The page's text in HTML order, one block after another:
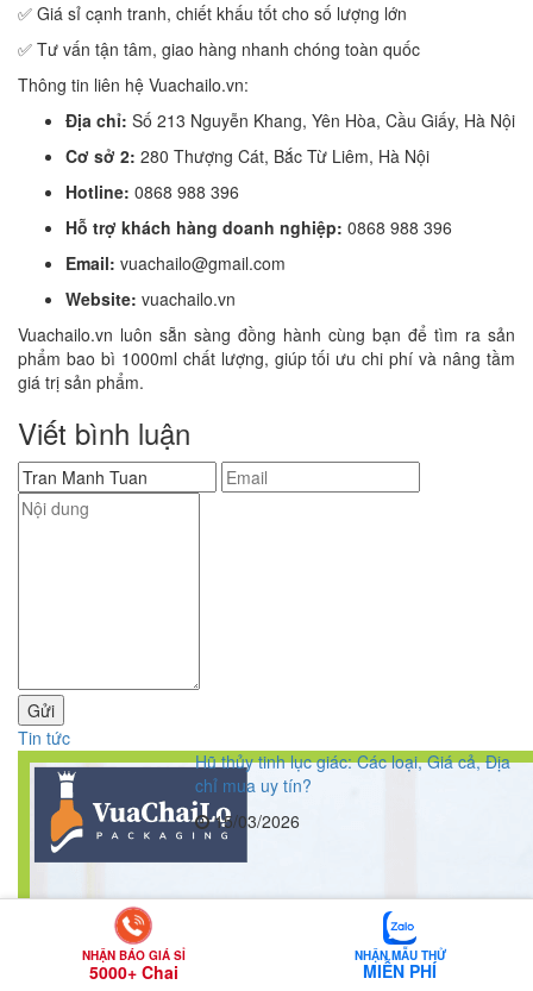
✅ Giá sỉ cạnh tranh, chiết khấu tốt cho số lượng lớn
✅ Tư vấn tận tâm, giao hàng nhanh chóng toàn quốc
Thông tin liên hệ Vuachailo.vn:
Địa chỉ: Số 213 Nguyễn Khang, Yên Hòa, Cầu Giấy, Hà Nội
Cơ sở 2: 280 Thượng Cát, Bắc Từ Liêm, Hà Nội
Hotline: 0868 988 396
Hỗ trợ khách hàng doanh nghiệp: 0868 988 396
Email: vuachailo@gmail.com
Website: vuachailo.vn
Vuachailo.vn luôn sẵn sàng đồng hành cùng bạn để tìm ra sản
phẩm bao bì 1000ml chất lượng, giúp tối ưu chi phí và nâng tầm
giá trị sản phẩm.
Viết bình luận
Gửi
Tin tức
Hũ thủy tinh lục giác: Các loại, Giá cả, Địa
chỉ mua uy tín?
15/03/2026
NHẬN BÁO GIÁ SỈ
5000+ Chai
NHẬN MẪU THỬ
MIỄN PHÍ